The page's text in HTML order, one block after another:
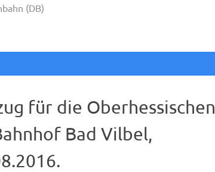
(DB)
für die Oberhessischen
Bad Vilbel,